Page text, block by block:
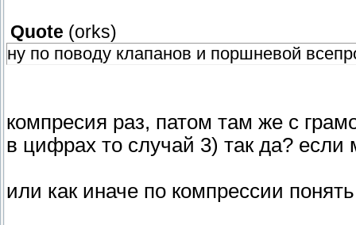
Quote (orks)
ну по поводу клапанов и поршневой
компресия раз, патом там же с
в цифрах то случай 3) так да? если
или как иначе по компрессии